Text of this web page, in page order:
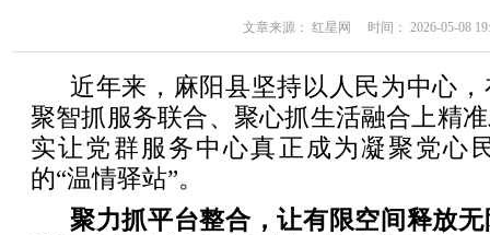
文章来源： 红星网 时间： 2026-05-08
近年来，麻阳县坚持以人民为中心
聚智抓服务联合、聚心抓生活融合上精
实让党群服务中心真正成为凝聚党心
的“温情驿站”。
聚力抓平台整合，让有限空间释放